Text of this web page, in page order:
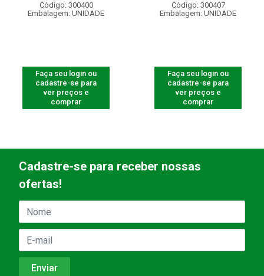
Código: 300400
Embalagem: UNIDADE
Faça seu login ou
cadastre-se para
ver preços e
comprar
Código: 300407
Embalagem: UNIDADE
Faça seu login ou
cadastre-se para
ver preços e
comprar
Cadastre-se para receber nossas
ofertas!